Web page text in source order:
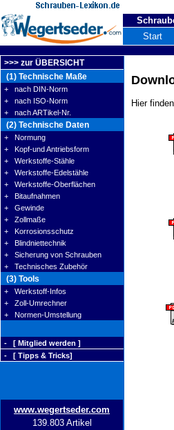
Start
>>> zur ÜBERSICHT
(1) Technische Maße
+ nach DIN-Norm
+ nach ISO-Norm
+ nach ARTikel-Nr.
(2) Technische Daten
+ Normung
+ Kopf-und Antriebsform
+ Werkstoffe-Stähle
+ Werkstoffe-Edelstähle
+ Werkstoffe-Oberflächen
+ Bitaufnahmen
+ Gewinde
+ Zollmaße
+ Korrosionsschutz
+ Blindniettechnik
+ Sicherung von Schrauben
+ Technisches Zubehör
(3) Tools
+ Werkstoff-Infos
+ Zoll-Umrechner
+ Normen-Umstellung
- [ Mitglied werden ]
- [ Tipps & Tricks]
www.wegertseder.com
139.803 Artikel
Hier